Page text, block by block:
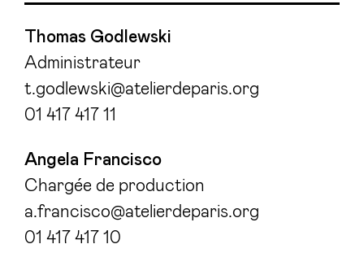
Thomas Godlewski
Administrateur
t.godlewski@atelierdeparis.org
01 417 417 11
Angela Francisco
Chargée de production
a.francisco@atelierdeparis.org
01 417 417 10